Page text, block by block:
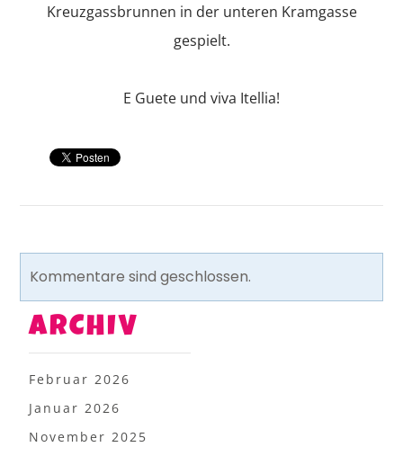
Kreuzgassbrunnen in der unteren Kramgasse
gespielt.
E Guete und viva Itellia!
Kommentare sind geschlossen.
ARCHIV
Februar 2026
Januar 2026
November 2025